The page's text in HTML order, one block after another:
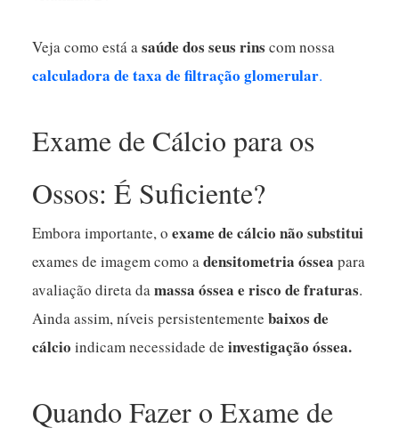
Veja como está asaúde dos seus rins com nossa
calculadora de taxa de filtração glomerular.
Exame de Cálcio para os
Ossos: É Suficiente?
Embora importante, oexame de cálcio não substitui
exames de imagem como adensitometria óssea para
avaliação direta damassa óssea e risco de fraturas.
Ainda assim, níveis persistentementebaixos de
cálcio indicam necessidade de investigação óssea.
Quando Fazer o Exame de